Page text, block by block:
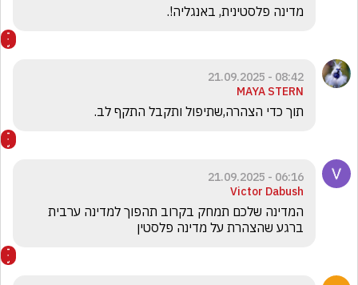
מדינה פלסטינית, באנגליה!.
08:42 - 21.09.2025
MAYA STERN
תוך כדי הצהרה,שתיפול ותקבל התקף לב.
06:16 - 21.09.2025
Victor Dabush
ברגע שהצהרת על מדינה פלסטין